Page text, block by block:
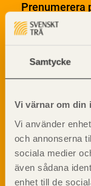
Samtycke
Vi värnar om din
Vi använder
och annonserna
sociala medier
även sådana
enhet till de
Prenumerera